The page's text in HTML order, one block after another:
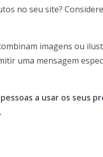
no seu site?
imagens ou
uma mensagem
a usar os seus